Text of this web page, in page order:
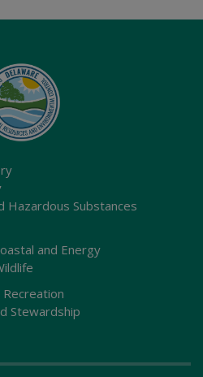
Hazardous Substances
and Energy
Stewardship